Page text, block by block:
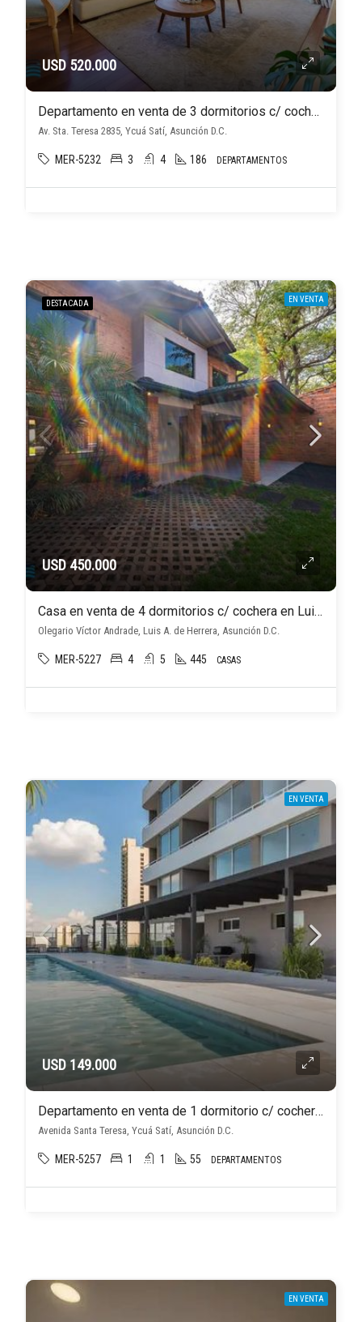
USD 520.000
Departamento en venta de 3 dormitorios c/ cochera en Ycuá Satí
Av. Sta. Teresa 2835, Ycuá Satí, Asunción D.C.
MER-5232 3 4 186 DEPARTAMENTOS
DESTACADA EN VENTA
USD 450.000
Casa en venta de 4 dormitorios c/ cochera en Luis A. de Herrera
Olegario Víctor Andrade, Luis A. de Herrera, Asunción D.C.
MER-5227 4 5 445 CASAS
EN VENTA
USD 149.000
Departamento en venta de 1 dormitorio c/ cochera en Ycuá Satí
Avenida Santa Teresa, Ycuá Satí, Asunción D.C.
MER-5257 1 1 55 DEPARTAMENTOS
EN VENTA